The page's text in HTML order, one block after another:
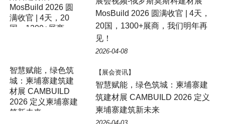
MosBuild 2026 圆
满收官 | 4天，20
国，1300+展商，
MosBuild 2026 圆满收官 | 4天，
20国，1300+展商，我们明年再
见！
2026-04-08
智慧赋能，绿色筑
城：柬埔寨建筑建
材展 CAMBUILD
2026 定义柬埔寨建
筑新未来
【展会资讯】
智慧赋能，绿色筑城：柬埔寨建
筑建材展 CAMBUILD 2026 定义
柬埔寨建筑新未来